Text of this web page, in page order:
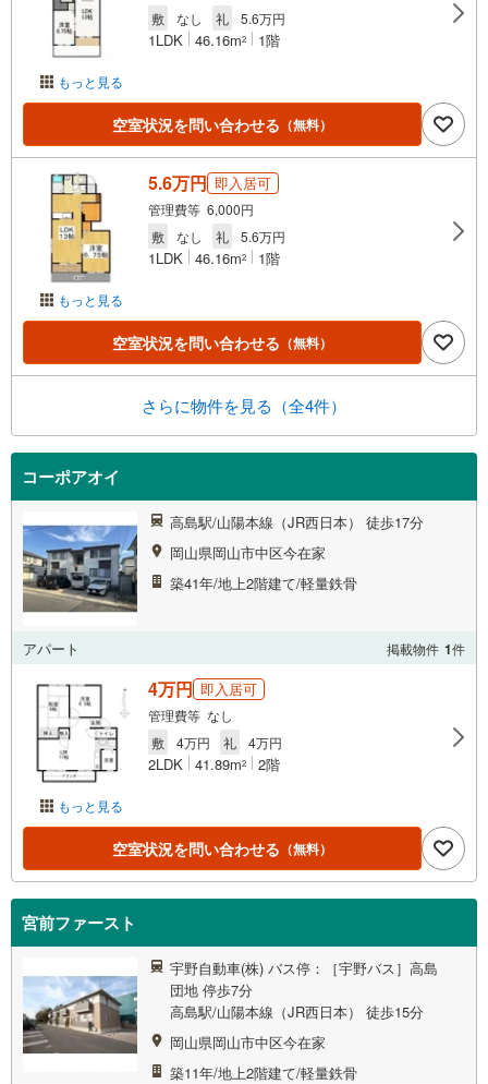
もっと見る
敷 なし 礼 5.6万円
1LDK 46.16m2 1階
空室状況を問い合わせる （無料）
もっと見る
5.6万円 即入居可
管理費等 6,000円
敷
なし 礼 5.6万円
1LDK 46.16m2 1階
空室状況を問い合わせる （無料）
さらに物件を見る（全4件）
コーポアオイ
高島駅/山陽本線（JR西日本） 徒歩17分
岡山県岡山市中区今在家
築41年/地上2階建て/軽量鉄骨
アパート 掲載物件 1件
もっと見る
4万円 即入居可
管理費等 なし
敷
4万円 礼 4万円
2LDK 41.89m2 2階
空室状況を問い合わせる （無料）
宮前ファースト
宇野自動車(株) バス停：［宇野バス］高島
団地 停歩7分
高島駅/山陽本線（JR西日本） 徒歩15分
岡山県岡山市中区今在家
築11年/地上2階建て/軽量鉄骨